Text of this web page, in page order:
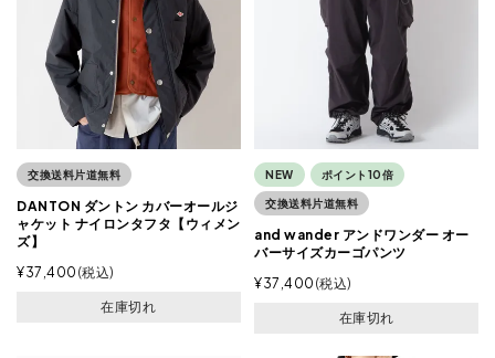
交換送料片道無料
DANTON ダントン カバーオールジ
ャケット ナイロンタフタ【ウィメン
ズ】
¥37,400 税込
在庫切れ
NEW ポイント10倍
交換送料片道無料
and wander アンドワンダー オー
バーサイズカーゴパンツ
¥37,400 税込
在庫切れ